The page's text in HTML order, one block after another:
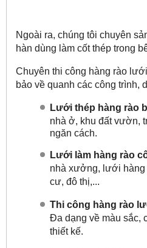
Ngoài ra, chúng tôi chuyên
hàn dùng làm cốt thép trong
Chuyên thi công hàng rào
bảo về quanh các công trình,
Lưới thép hàng rào
nhà ở, khu đất vườn,
ngăn cách.
Lưới làm hàng rào
nhà xưởng, lưới hàng
cư, đô thị,...
Thi công hàng rào
Đa dạng về màu sắc,
thiết kế.